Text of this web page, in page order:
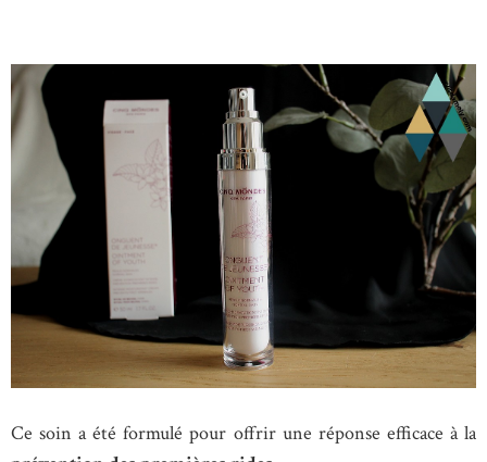
Ce soin a été formulé pour offrir une réponse efficace à la